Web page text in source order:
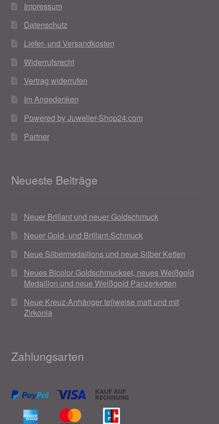
Impressum
Datenschutz
Liefer- und Versandkosten
Widerrufsrecht
Vertrag widerrufen
Im Angedenken
Powered by Juwelier-Shop24.com
Partner
Neueste Beiträge
Neuer Brillant und neuer Goldschmuck
Neuer Gold- und Brillant-Schmuck
Neue Silbermedaillons und neue Silber Ketten
Neues Bicolor Goldschmuckset, neues Weißgold
Medaillon und neue Weißgold Panzerketten
Neue Kreuz-Anhänger teilweise matt und mit
Zirkonia
Zahlungsarten